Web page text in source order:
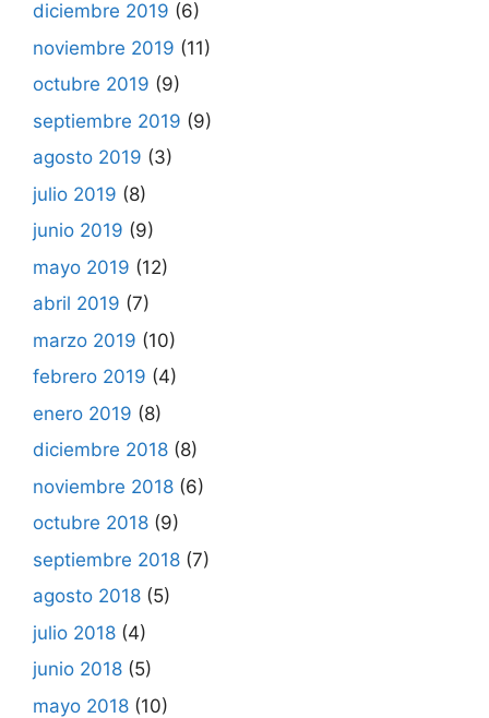
diciembre 2019 (6)
noviembre 2019 (11)
octubre 2019 (9)
septiembre 2019 (9)
agosto 2019 (3)
julio 2019 (8)
junio 2019 (9)
mayo 2019 (12)
abril 2019 (7)
marzo 2019 (10)
febrero 2019 (4)
enero 2019 (8)
diciembre 2018 (8)
noviembre 2018 (6)
octubre 2018 (9)
septiembre 2018 (7)
agosto 2018 (5)
julio 2018 (4)
junio 2018 (5)
mayo 2018 (10)